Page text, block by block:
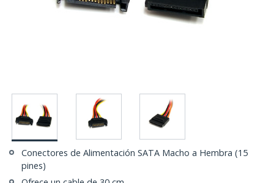
Conectores de Alimentación SATA Macho a Hembra (15
pines)